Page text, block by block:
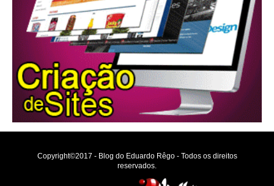
Copyright©2017 - Blog do Eduardo Rêgo - Todos os direitos
reservados.